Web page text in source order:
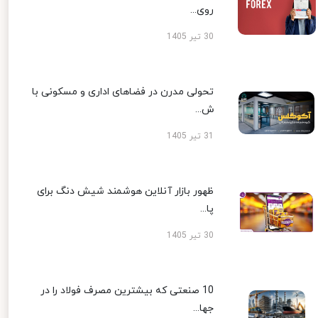
روی...
30 تیر 1405
تحولی مدرن در فضاهای اداری و مسکونی با
ش...
ظهور بازار آنلاین هوشمند شیش دنگ برای
پا...
30 تیر 1405
10 صنعتی که بیشترین مصرف فولاد را در
جها...